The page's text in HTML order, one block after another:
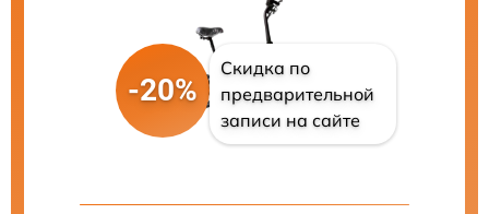
-20%
Скидка по
предварительной
записи на сайте